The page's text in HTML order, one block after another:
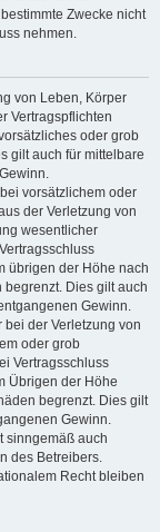
Zwecke nicht
nehmen.
von Leben, Körper
Vertragspflichten
oder grob
gilt auch für mittelbare
vorsätzlichem oder
der Verletzung von
wesentlicher
übrigen der Höhe nach
Dies gilt auch
Gewinn.
der Verletzung von
oder grob
Vertragsschluss
Übrigen der Höhe
begrenzt. Dies gilt
Gewinn.
sinngemäß auch
des Betreibers.
Recht bleiben